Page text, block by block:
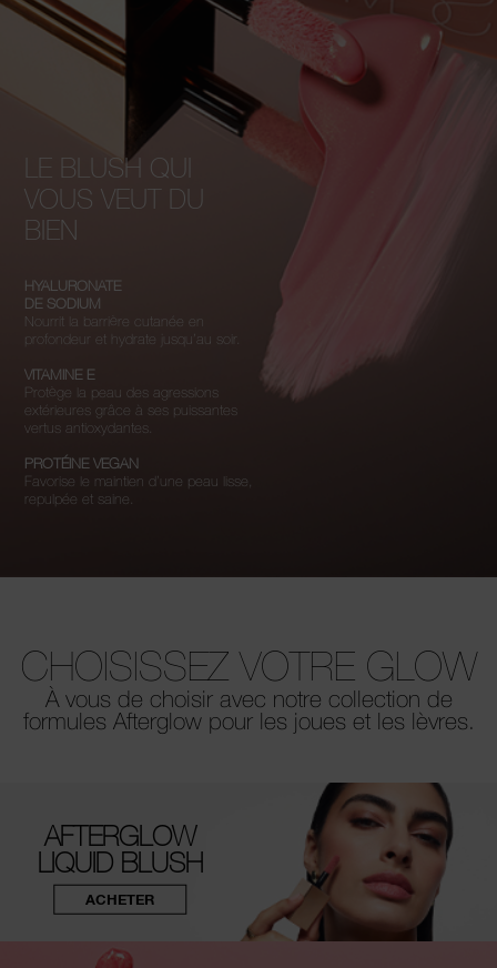
LE BLUSH QUI
VOUS VEUT DU
BIEN
HYALURONATE
DE SODIUM
Nourrit la barrière cutanée en
profondeur et hydrate jusqu’au soir.
VITAMINE E
Protège la peau des agressions
extérieures grâce à ses puissantes
vertus antioxydantes.
PROTÉINE VEGAN
Favorise le maintien d’une peau lisse,
repulpée et saine.
CHOISISSEZ VOTRE GLOW
À vous de choisir avec notre collection de
formules Afterglow pour les joues et les lèvres.
AFTERGLOW
LIQUID BLUSH
ACHETER